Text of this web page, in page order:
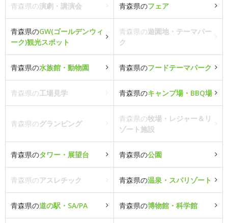
青森県の演劇・講演会 青森県のフェア
青森県のGW(ゴールデンウィ
ーク)観光スポット
青森県の遊園地・テーマパー
ク
青森県の水族館・動物園 青森県のフードテーマパーク
青森県の工場見学 青森県のキャンプ場・BBQ場
青森県のグランピング
青森県の牧場・レジャー＆リ
ゾート施設
青森県のタワー・展望台 青森県の公園
青森県のアスレチック 青森県の温泉・スパリゾート
青森県の道の駅・SA/PA 青森県の博物館・科学館